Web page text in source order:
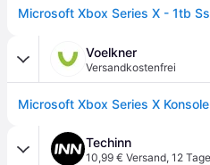
Voelkner
Versandkostenfrei
Microsoft Xbox Series X
Techinn
10,99 € Versand, 12 Tage